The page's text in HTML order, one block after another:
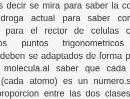
decir se mira para saber la
actual para saber
para el rector de celulas
puntos
se adaptados de forma
molecula.al saber que
(cada atomo) es un
entre las dos